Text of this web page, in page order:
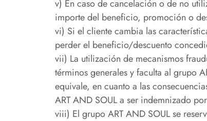
v) En caso de cancelación o de no
importe del beneficio, promoción o
vi) Si el cliente cambia las
perder el beneficio/descuento
vii) La utilización de mecanismos
términos generales y faculta al grupo
equivale, en cuanto a las
ART AND SOUL a ser indemnizado
viii) El grupo ART AND SOUL se